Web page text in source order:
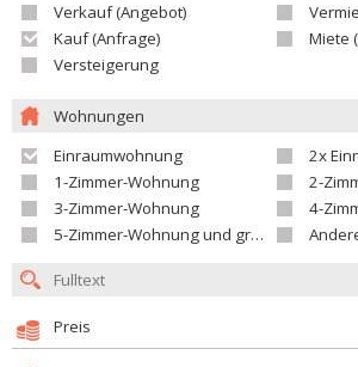
Verkauf (Angebot)
Kauf (Anfrage)
Miete
Versteigerung
Wohnungen
Einraumwohnung
2x
1-Zimmer-Wohnung
2-
3-Zimmer-Wohnung
4-
5-Zimmer-Wohnung und größer
Preis